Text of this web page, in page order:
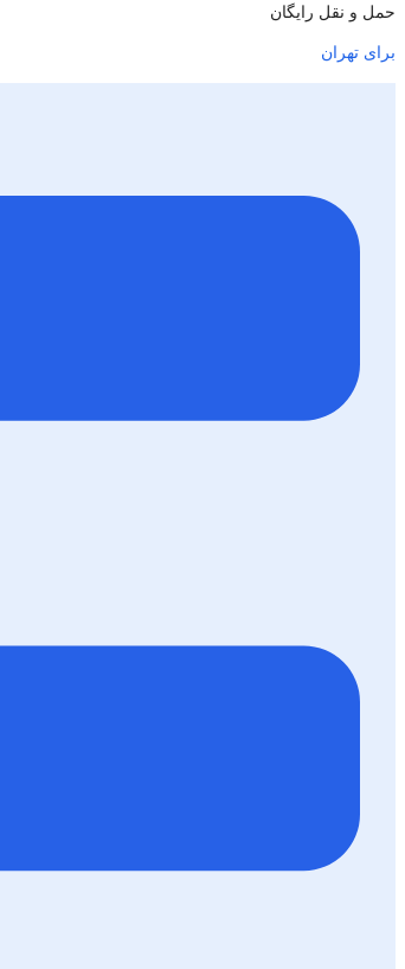
حمل و نقل رایگان
برای تهران